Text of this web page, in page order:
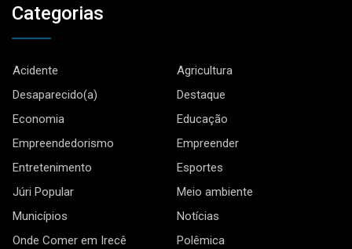
Categorias
Acidente
Agricultura
Desaparecido(a)
Destaque
Economia
Educação
Empreendedorismo
Empreender
Entretenimento
Esportes
Júri Popular
Meio ambiente
Municípios
Notícias
Onde Comer em Irecê
Polêmica